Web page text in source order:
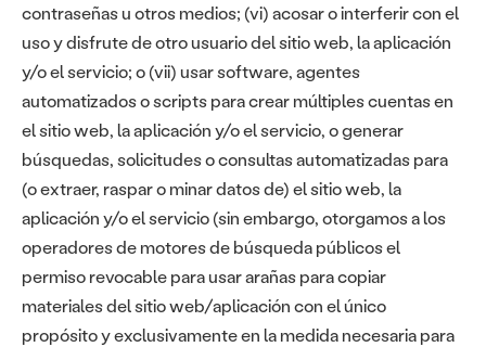
contraseñas u otros medios; (vi) acosar o interferir con el
uso y disfrute de otro usuario del sitio web, la aplicación
y/o el servicio; o (vii) usar software, agentes
automatizados o scripts para crear múltiples cuentas en
el sitio web, la aplicación y/o el servicio, o generar
búsquedas, solicitudes o consultas automatizadas para
(o extraer, raspar o minar datos de) el sitio web, la
aplicación y/o el servicio (sin embargo, otorgamos a los
operadores de motores de búsqueda públicos el
permiso revocable para usar arañas para copiar
materiales del sitio web/aplicación con el único
propósito y exclusivamente en la medida necesaria para